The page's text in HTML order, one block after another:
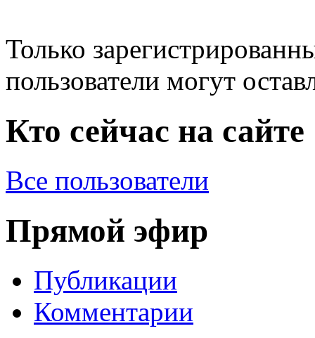
Только
пользователи могут
Кто сейчас на сайте
Все пользователи
Прямой эфир
Публикации
Комментарии